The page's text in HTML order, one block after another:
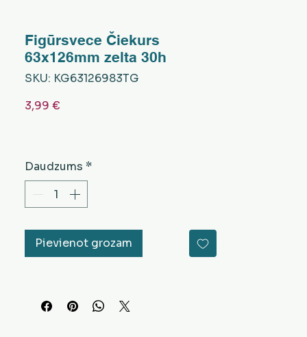
Figūrsvece Čiekurs
63x126mm zelta 30h
SKU: KG63126983TG
3,99 €
Daudzums *
Pievienot grozam